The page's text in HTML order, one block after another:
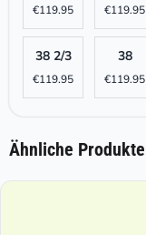
€119.95 €119.95
38 2/3
€119.95
38
€119.95
Ähnliche Produkte